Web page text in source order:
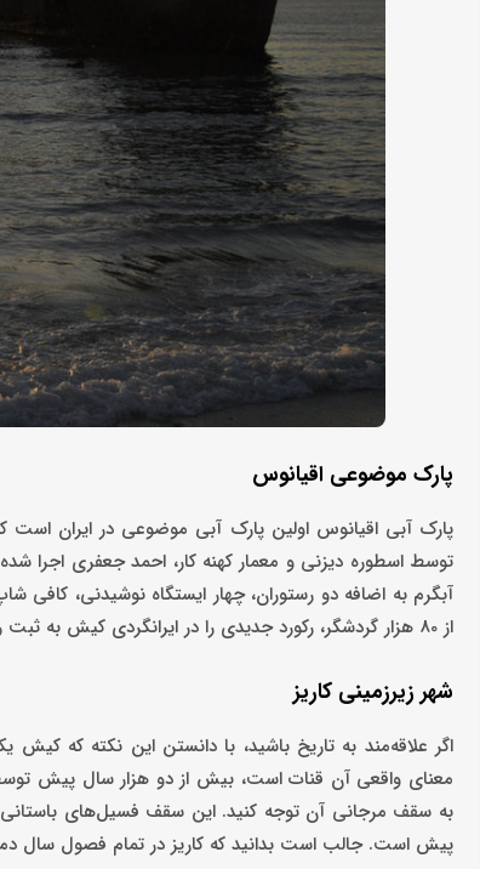
پارک موضوعی اقیانوس
آبگرم به اضافه دو رستوران، چهار ایستگاه نوشیدنی،
از 80 هزار گردشگر، رکورد جدیدی را در ایرانگردی کیش به ثبت رساند.
شهر زیرزمینی کاریز
اگر علاقه‌مند به تاریخ باشید، با دانستن این‌ نکته که
معنای واقعی آن قنات است، بیش از دو هزار سال پیش
به سقف مرجانی آن توجه کنید. این سقف فسیل‌های
پیش است. جالب است بدانید که کاریز در تمام فصول سال دمای ثابتی دارد و هرگز از